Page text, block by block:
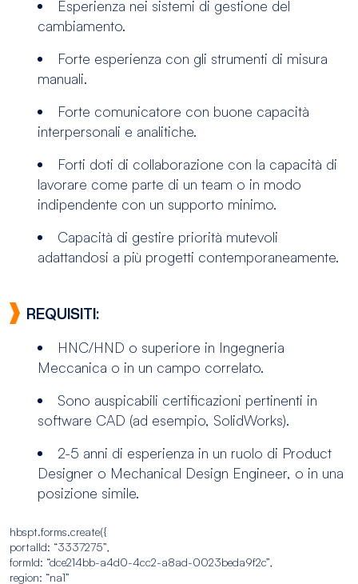
Esperienza nei sistemi di gestione del
cambiamento.
Forte esperienza con gli strumenti di misura
manuali.
Forte comunicatore con buone capacità
interpersonali e analitiche.
Forti doti di collaborazione con la capacità di
lavorare come parte di un team o in modo
indipendente con un supporto minimo.
Capacità di gestire priorità mutevoli
adattandosi a più progetti contemporaneamente.
REQUISITI:
HNC/HND o superiore in Ingegneria
Meccanica o in un campo correlato.
Sono auspicabili certificazioni pertinenti in
software CAD (ad esempio, SolidWorks).
2-5 anni di esperienza in un ruolo di Product
Designer o Mechanical Design Engineer, o in una
posizione simile.
hbspt.forms.create({
portalId: “3337275”,
formId: “dce214bb-a4d0-4cc2-a8ad-0023beda9f2c”,
region: “na1”